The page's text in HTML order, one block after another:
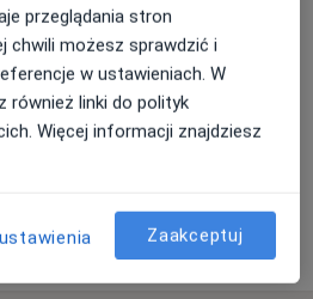
Bronowice, Kraków• Mapa
przeglądania stron
chwili możesz sprawdzić i
w ustawieniach. W
również linki do polityk
Więcej informacji znajdziesz
Zaakceptuj